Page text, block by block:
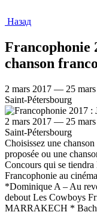
Назад
Francophonie
chanson
2 mars 2017 — 25
Saint-Pétersbourg
2 mars 2017 — 25
Saint-Pétersbourg
Choisissez une
proposée ou une
Concours qui se tiendra
Francophonie au
*Dominique A – Au
debout Les Cowboys
MARRAKECH *